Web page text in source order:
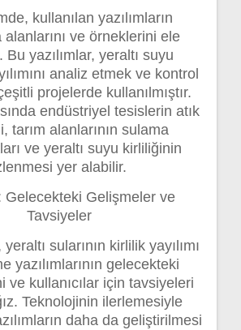
kullanılan yazılımların
alanlarını ve örneklerini ele
Bu yazılımlar, yeraltı suyu
analiz etmek ve kontrol
projelerde kullanılmıştır.
endüstriyel tesislerin atık
tarım alanlarının sulama
ve yeraltı suyu kirliliğinin
yer alabilir.
Gelecekteki Gelişmeler ve
Tavsiyeler
sularının kirlilik yayılımı
yazılımlarının gelecekteki
ve kullanıcılar için tavsiyeleri
Teknolojinin ilerlemesiyle
daha da geliştirilmesi